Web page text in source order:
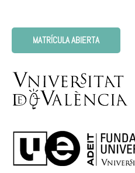
MATRÍCULA ABIERTA